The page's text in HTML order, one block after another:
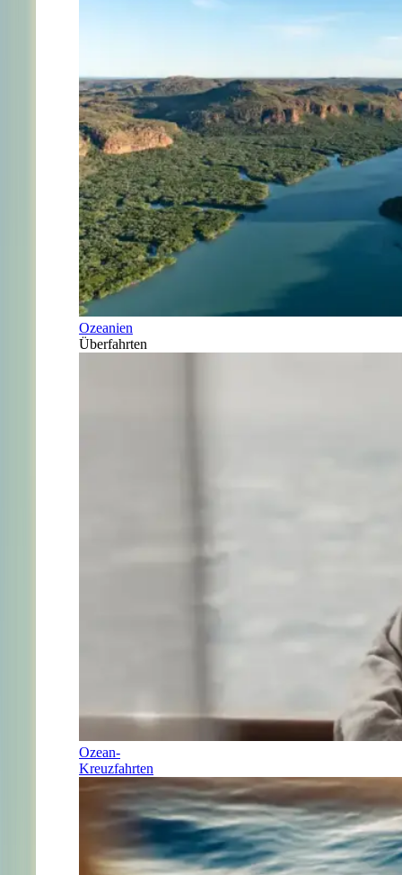
Ozeanien
Überfahrten
Ozean-
Kreuzfahrten